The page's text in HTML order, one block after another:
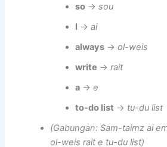
so →sou
I →ai
always →ol-weis
write →rait
a →e
to-do list → tu-du list
(Gabungan: Sam-taimz ai
ol-weis rait e tu-du list)